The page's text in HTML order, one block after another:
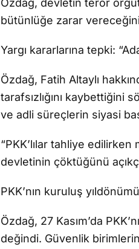
Özdağ, devletin terör
bütünlüğe zarar
Yargı kararlarına tepki:
Özdağ, Fatih Altaylı
tarafsızlığını kaybettiğini
ve adli süreçlerin siyasi
“PKK’lılar tahliye
devletinin çöktüğünü
PKK’nın kuruluş
Özdağ, 27 Kasım’da
değindi. Güvenlik